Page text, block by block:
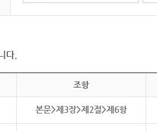
다.
조항
본문>제3장>제2절>제6항